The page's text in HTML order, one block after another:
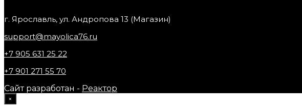
г. Ярославль, ул. Андропова 13 (Магазин)
support@mayolica76.ru
+7 905 631 25 22
+7 901 271 55 70
Сайт разработан - Реактор
×